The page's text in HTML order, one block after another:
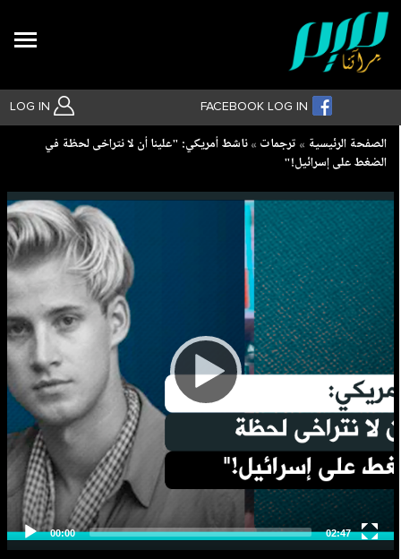
LOG IN FACEBOOK LOG IN
بحث متقدم
Breadcrumb
الصفحة الرئيسية ترجمات
ناشط أمريكي: "علينا أن لا نتراخى لحظة في
الضغط على إسرائيل!"